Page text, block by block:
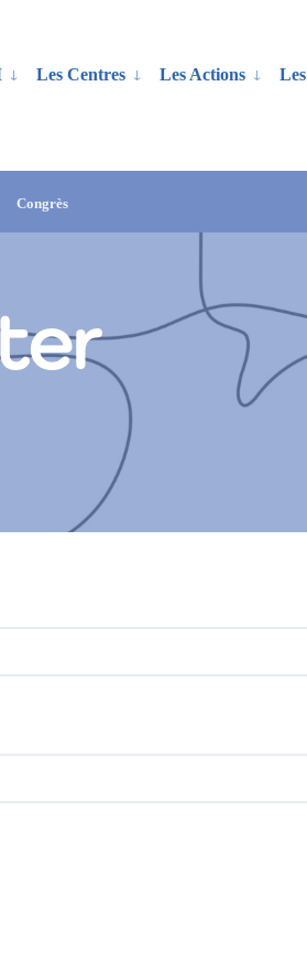
Les Centres Les Actions
Congrès